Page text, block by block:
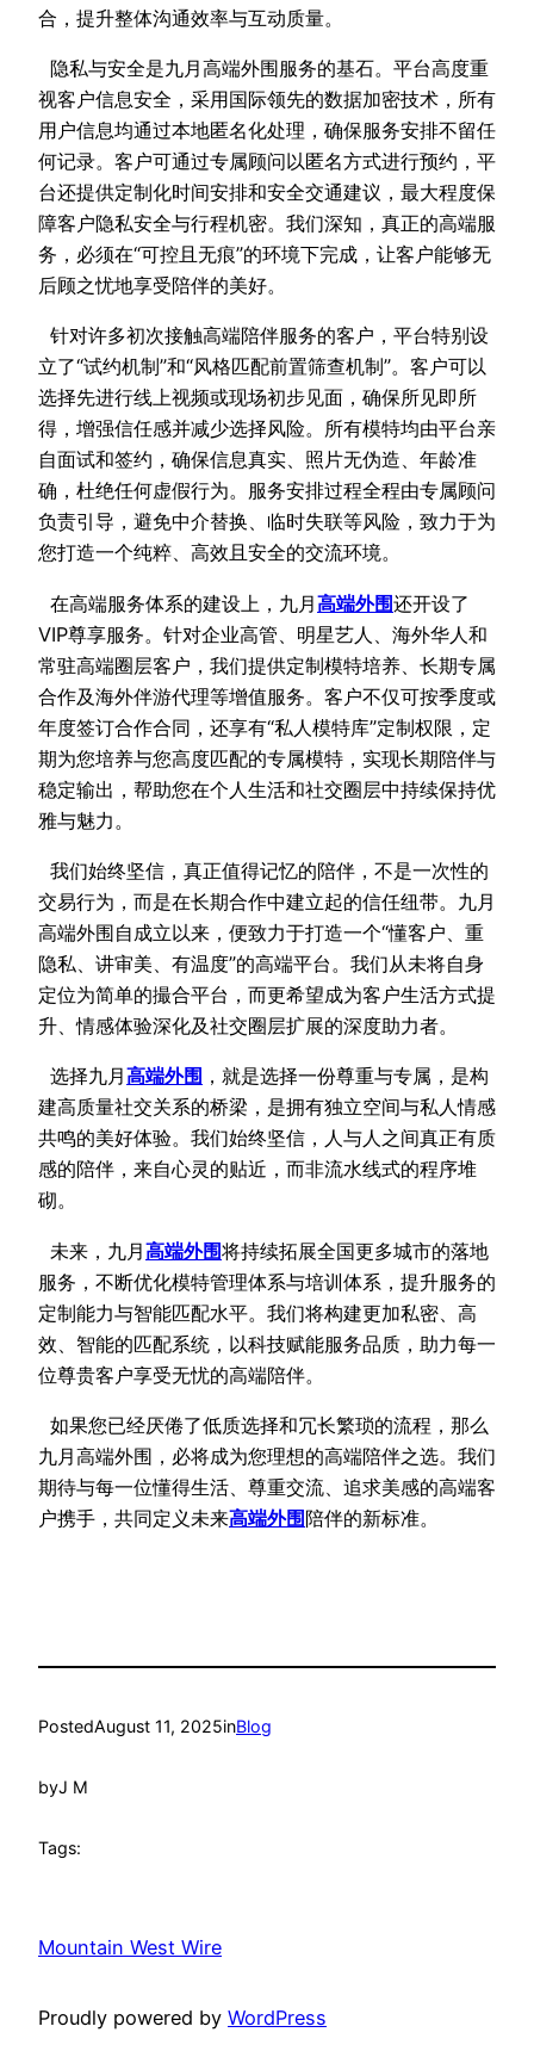
合，提升整体沟通效率与互动质量。
隐私与安全是九月高端外围服务的基石。平台高度重
视客户信息安全，采用国际领先的数据加密技术，所有
用户信息均通过本地匿名化处理，确保服务安排不留任
何记录。客户可通过专属顾问以匿名方式进行预约，平
台还提供定制化时间安排和安全交通建议，最大程度保
障客户隐私安全与行程机密。我们深知，真正的高端服
务，必须在“可控且无痕”的环境下完成，让客户能够无
后顾之忧地享受陪伴的美好。
针对许多初次接触高端陪伴服务的客户，平台特别设
立了“试约机制”和“风格匹配前置筛查机制”。客户可以
选择先进行线上视频或现场初步见面，确保所见即所
得，增强信任感并减少选择风险。所有模特均由平台亲
自面试和签约，确保信息真实、照片无伪造、年龄准
确，杜绝任何虚假行为。服务安排过程全程由专属顾问
负责引导，避免中介替换、临时失联等风险，致力于为
您打造一个纯粹、高效且安全的交流环境。
在高端服务体系的建设上，九月高端外围还开设了
VIP尊享服务。针对企业高管、明星艺人、海外华人和
常驻高端圈层客户，我们提供定制模特培养、长期专属
合作及海外伴游代理等增值服务。客户不仅可按季度或
年度签订合作合同，还享有“私人模特库”定制权限，定
期为您培养与您高度匹配的专属模特，实现长期陪伴与
稳定输出，帮助您在个人生活和社交圈层中持续保持优
雅与魅力。
我们始终坚信，真正值得记忆的陪伴，不是一次性的
交易行为，而是在长期合作中建立起的信任纽带。九月
高端外围自成立以来，便致力于打造一个“懂客户、重
隐私、讲审美、有温度”的高端平台。我们从未将自身
定位为简单的撮合平台，而更希望成为客户生活方式提
升、情感体验深化及社交圈层扩展的深度助力者。
选择九月高端外围 ，就是选择一份尊重与专属，是构
建高质量社交关系的桥梁，是拥有独立空间与私人情感
共鸣的美好体验。我们始终坚信，人与人之间真正有质
感的陪伴，来自心灵的贴近，而非流水线式的程序堆
砌。
未来，九月高端外围将持续拓展全国更多城市的落地
服务，不断优化模特管理体系与培训体系，提升服务的
定制能力与智能匹配水平。我们将构建更加私密、高
效、智能的匹配系统，以科技赋能服务品质，助力每一
位尊贵客户享受无忧的高端陪伴。
如果您已经厌倦了低质选择和冗长繁琐的流程，那么
九月高端外围，必将成为您理想的高端陪伴之选。我们
期待与每一位懂得生活、尊重交流、追求美感的高端客
户携手，共同定义未来高端外围陪伴的新标准。
PostedAugust 11, 2025inBlog
byJ M
Tags:
Mountain West Wire
Proudly powered by WordPress